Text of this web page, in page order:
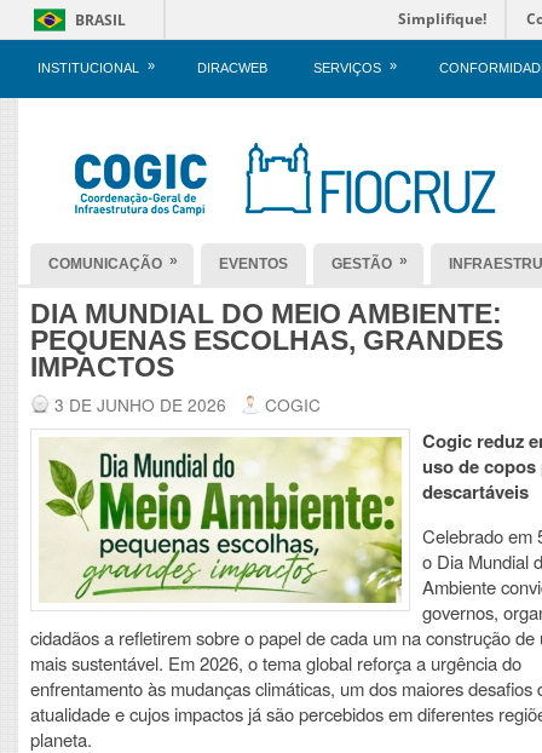
BRASIL Simplifique!
INSTITUCIONAL » DIRACWEB SERVIÇOS »
COMUNICAÇÃO » EVENTOS GESTÃO »
DIA MUNDIAL DO MEIO AMBIENTE:
PEQUENAS ESCOLHAS, GRANDES
IMPACTOS
3 DE JUNHO DE 2026 COGIC
Cogic reduz
uso de
descartáveis
Celebrado em
o Dia Mundial
Ambiente
governos,
cidadãos a refletirem sobre o papel de cada um na construção de
mais sustentável. Em 2026, o tema global reforça a urgência do
enfrentamento às mudanças climáticas, um dos maiores desafios
atualidade e cujos impactos já são percebidos em diferentes
planeta.